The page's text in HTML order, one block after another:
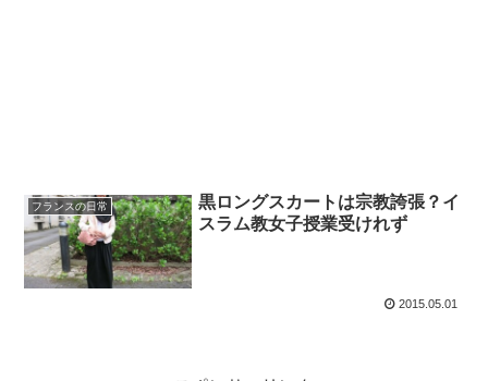
フランスの日常
黒ロングスカートは宗教誇張？イ
スラム教女子授業受けれず
2015.05.01